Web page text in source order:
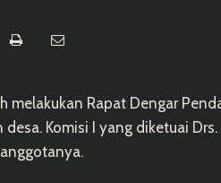
melakukan Rapat Dengar
Komisi I yang diketuai